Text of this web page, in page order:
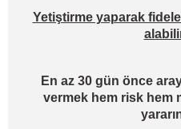
Yetiştirme yaparak
En az 30 gün önce
vermek hem risk hem